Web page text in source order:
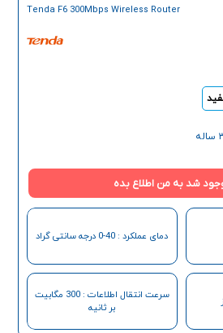
Tenda F6 300Mbps Wireless Router
شد به من اطلاع بده
دمای عملکرد : 40-0 درجه سانتی گراد
سرعت انتقال اطلاعات : 300 مگابیت
بر ثانیه